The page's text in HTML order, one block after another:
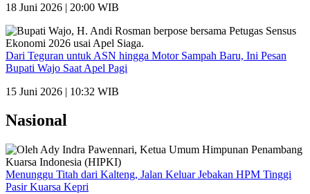
18 Juni 2026 | 20:00 WIB
Dari Teguran untuk ASN hingga Motor Sampah Baru, Ini Pesan
Bupati Wajo Saat Apel Pagi
15 Juni 2026 | 10:32 WIB
Nasional
Menunggu Titah dari Kalteng, Jalan Keluar Jebakan HPM Tinggi
Pasir Kuarsa Kepri